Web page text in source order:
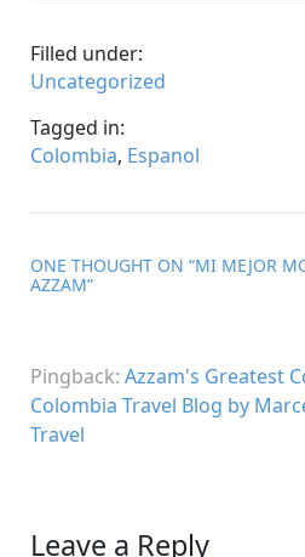
Filled under:
Uncategorized
Tagged in:
Colombia, Espanol
ONE THOUGHT ON “MI MEJOR
AZZAM”
Pingback: Azzam's Greatest
Colombia Travel Blog by
Travel
Leave a Reply